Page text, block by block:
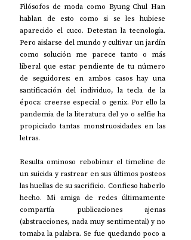
Filósofos de moda como Byung Chul Han
hablan de esto como si se les hubiese
aparecido el cuco. Detestan la tecnología.
Pero aislarse del mundo y cultivar un jardín
como solución me parece tanto o más
liberal que estar pendiente de tu número
de seguidores: en ambos casos hay una
santificación del individuo, la tecla de la
época: creerse especial o genix. Por ello la
pandemia de la literatura del yo o selfie ha
propiciado tantas monstruosidades en las
letras.
Resulta ominoso rebobinar el timeline de
un suicida y rastrear en sus últimos posteos
las huellas de su sacrificio. Confieso haberlo
hecho. Mi amiga de redes últimamente
compartía publicaciones ajenas
(abstracciones, nada muy sentimental) y no
tomaba la palabra. Se fue quedando poco a